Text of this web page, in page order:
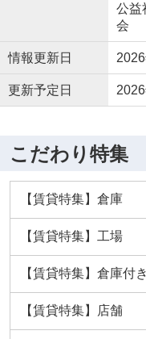
公益
会
情報更新日
更新予定日
こだわり特集
【賃貸特集】倉庫
【賃貸特集】工場
【賃貸特集】倉庫付
【賃貸特集】店舗